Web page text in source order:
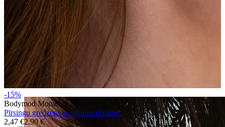
Klipši
-15%
Bodymod Moments
Pīrsingu gredzens ar pinuma dizainu
2,47 €2,90 €